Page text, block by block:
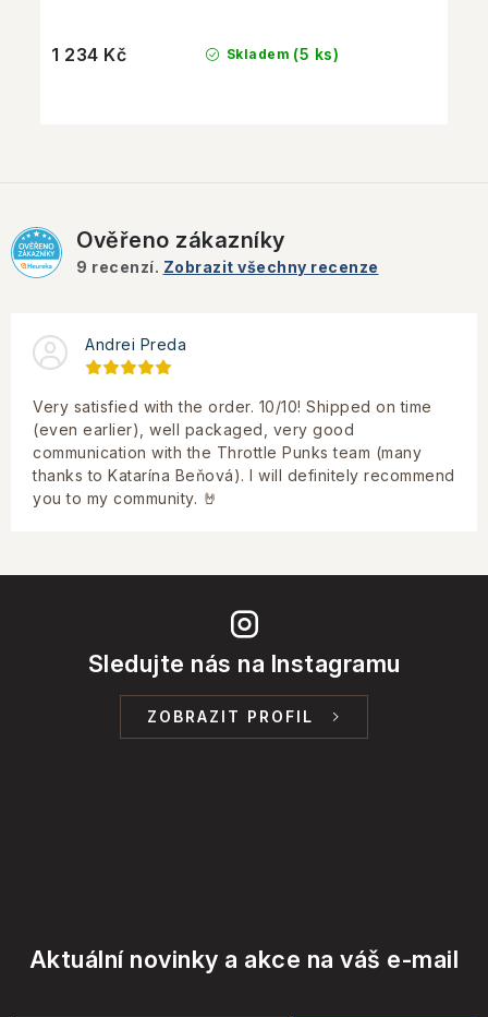
Skladem (5 ks)
1 234 Kč
Ověřeno zákazníky
9 recenzí. Zobrazit všechny recenze
Andrei Preda
Very satisfied with the order. 10/10! Shipped on time
(even earlier), well packaged, very good
communication with the Throttle Punks team (many
thanks to Katarína Beňová). I will definitely recommend
you to my community. 🤘
Sledujte nás na Instagramu
ZOBRAZIT PROFIL
Aktuální novinky a akce na váš e-mail